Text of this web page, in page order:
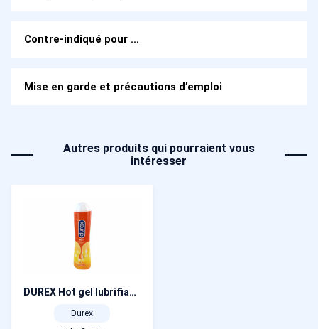
Contre-indiqué pour …
Mise en garde et précautions d’emploi
Autres produits qui pourraient vous
intéresser
DUREX Hot gel lubrifiant effet chauffant 100 ml
Durex